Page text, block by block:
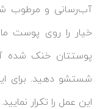
آب‌رسانی و مرطوب
خیار را روی پوست
پوستتان خنک شده
شستشو دهید. برای
این عمل را تکرار نمایید.